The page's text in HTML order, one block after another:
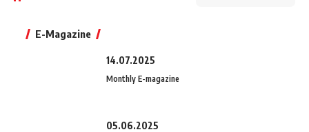
E-Magazine
14.07.2025
Monthly E-magazine
05.06.2025